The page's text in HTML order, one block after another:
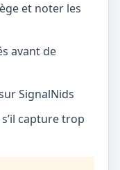
et noter les
avant de
SignalNids
capture trop